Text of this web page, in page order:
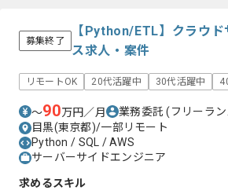
募集終了
【Python/ETL】クラウド
ス求人・案件
リモートOK 20代活躍中 30代活躍中
〜90万円／月 業務委託(フリーラン
目黒(東京都)/一部リモート
Python / SQL / AWS
サーバーサイドエンジニア
求めるスキル